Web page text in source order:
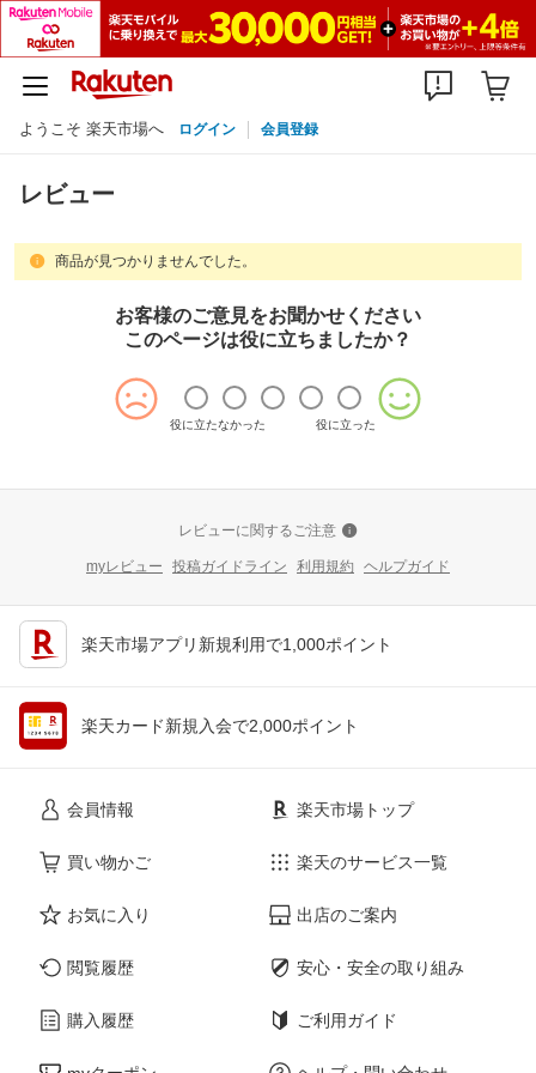
ようこそ 楽天市場へ ログイン 会員登録
レビュー
商品が見つかりませんでした。
お客様のご意見をお聞かせください
このページは役に立ちましたか？
役に立たなかった 役に立った
レビューに関するご注意
myレビュー 投稿ガイドライン 利用規約 ヘルプガイド
楽天市場アプリ新規利用で1,000ポイント
楽天カード新規入会で2,000ポイント
会員情報
買い物かご
お気に入り
閲覧履歴
購入履歴
楽天市場トップ
楽天のサービス一覧
出店のご案内
安心・安全の取り組み
ご利用ガイド